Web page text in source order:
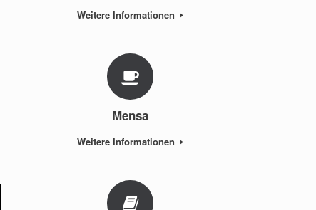
Weitere Informationen
Mensa
Weitere Informationen